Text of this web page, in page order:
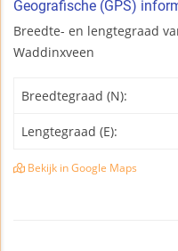
Geografische (GPS)
Breedte- en lengtegraad
Waddinxveen
Breedtegraad (N):
Lengtegraad (E):
Bekijk in Google Maps